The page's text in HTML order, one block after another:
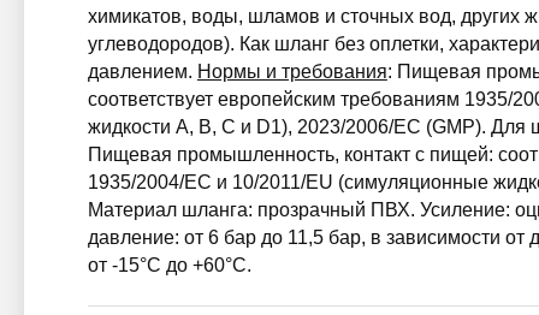
химикатов, воды, шламов и сточных вод, других
углеводородов). Как шланг без оплетки,
давлением. Нормы и требования: Пищевая
соответствует европейским требованиям 1935/
жидкости A, B, C и D1), 2023/2006/EC (GMP).
Пищевая промышленность, контакт с пищей:
1935/2004/EC и 10/2011/EU (симуляционные
Материал шланга: прозрачный ПВХ. Усиление:
давление: от 6 бар до 11,5 бар, в зависимости
от -15°C до +60°C.